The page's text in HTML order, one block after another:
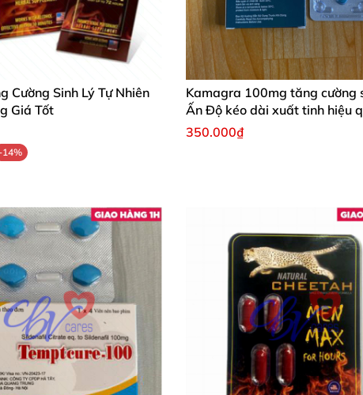
Cường Sinh Lý Tự Nhiên
Giá Tốt
-14%
Kamagra 100mg tăng cường
Ấn Độ kéo dài xuất tinh hiệu
350.000₫